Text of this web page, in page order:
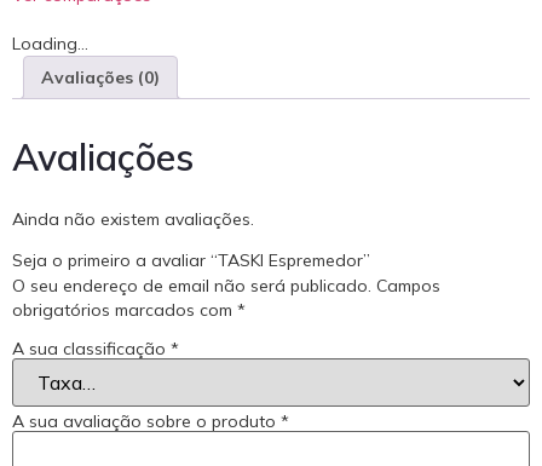
Loading...
Avaliações (0)
Avaliações
Ainda não existem avaliações.
Seja o primeiro a avaliar “TASKI Espremedor”
O seu endereço de email não será publicado. Campos
obrigatórios marcados com *
A sua classificação *
A sua avaliação sobre o produto *